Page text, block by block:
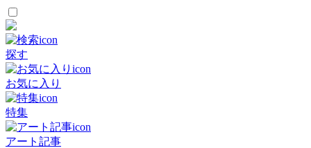
探す
お気に入り
特集
アート記事